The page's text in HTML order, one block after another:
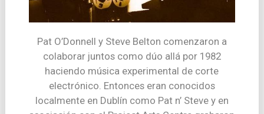
Pat O’Donnell y Steve Belton comenzaron a
colaborar juntos como dúo allá por 1982
haciendo música experimental de corte
electrónico. Entonces eran conocidos
localmente en Dublín como Pat n’ Steve y en